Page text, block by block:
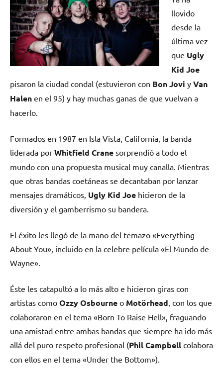
llovido
desde la
última vez
que Ugly
Kid Joe
pisaron la ciudad condal (estuvieron con Bon Jovi y Van
Halen en el 95) y hay muchas ganas de que vuelvan a
hacerlo.
Formados en 1987 en Isla Vista, California, la banda
liderada por Whitfield Crane sorprendió a todo el
mundo con una propuesta musical muy canalla. Mientras
que otras bandas coetáneas se decantaban por lanzar
mensajes dramáticos, Ugly Kid Joe hicieron de la
diversión y el gamberrismo su bandera.
El éxito les llegó de la mano del temazo «Everything
About You», incluido en la celebre película «El Mundo de
Wayne».
Éste les catapultó a lo más alto e hicieron giras con
artistas como Ozzy Osbourne o Motörhead , con los que
colaboraron en el tema «Born To Raise Hell», fraguando
una amistad entre ambas bandas que siempre ha ido más
allá del puro respeto profesional (Phil Campbell colabora
con ellos en el tema «Under the Bottom»).